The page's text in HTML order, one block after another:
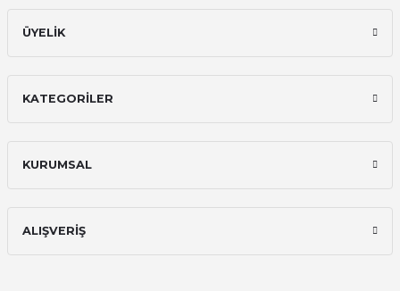
İlk defa alışveriş yaptım ve gayet
ÜYELİK
KATEGORİLER
KURUMSAL
ALIŞVERİŞ